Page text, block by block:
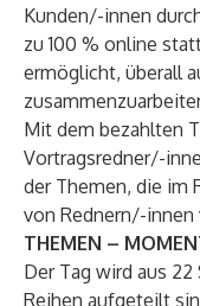
Kunden/-innen
zu 100 % online
ermöglicht, überall
Mit dem bezahlten
Vortragsredner/-
der Themen, die im
von Rednern/-
THEMEN –
Der Tag wird aus
Reihen aufgeteilt